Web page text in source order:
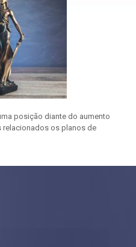
posição diante do aumento
relacionados os planos de